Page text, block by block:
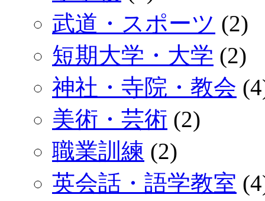
武道・スポーツ (2)
短期大学・大学 (2)
神社・寺院・教会
美術・芸術 (2)
職業訓練 (2)
英会話・語学教室